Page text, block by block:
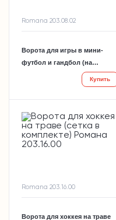
Romana 203.08.02
Ворота для игры в мини-
футбол и гандбол (на
стаканах) Романа 203.08.02
Купить
Romana 203.16.00
Ворота для хоккея на траве